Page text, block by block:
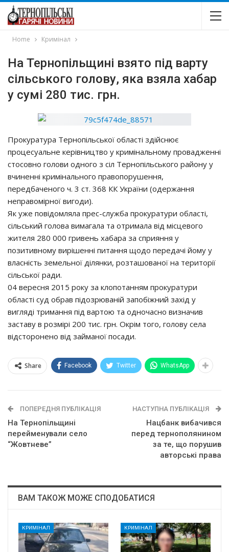
Home Кримінал
На Тернопільщині взято під варту
сільського голову, яка взяла хабар
у сумі 280 тис. грн.
Прокуратура Тернопільської області здійснює
процесуальне керівництво у кримінальному провадженні
стосовно голови одного з сіл Тернопільського району у
вчиненні кримінального правопорушення,
передбаченого ч. 3 ст. 368 КК України (одержання
неправомірної вигоди).
Як уже повідомляла прес-служба прокуратури області,
сільський голова вимагала та отримала від місцевого
жителя 280 000 гривень хабара за сприяння у
позитивному вирішенні питання щодо передачі йому у
власність земельної ділянки, розташованої на території
сільської ради.
04 вересня 2015 року за клопотанням прокуратури
області суд обрав підозрюваній запобіжний захід у
вигляді тримання під вартою та одночасно визначив
заставу в розмірі 200 тис. грн. Окрім того, голову села
відсторонено від займаної посади.
Share Facebook Twitter WhatsApp
ПОПЕРЕДНЯ ПУБЛІКАЦІЯ
На Тернопільщині
перейменували село
“Жовтневе”
НАСТУПНА ПУБЛІКАЦІЯ
Нацбанк вибачився
перед тернополянином
за те, що порушив
авторські права
ВАМ ТАКОЖ МОЖЕ СПОДОБАТИСЯ
КРИМІНАЛ КРИМІНАЛ